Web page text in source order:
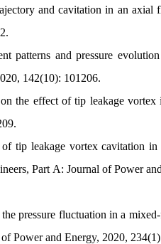
and cavitation in an axial
patterns and pressure
142(10): 101206.
the effect of tip leakage vortex
tip leakage vortex cavitation
Part A: Journal of Power
pressure fluctuation in a
Power and Energy, 2020,